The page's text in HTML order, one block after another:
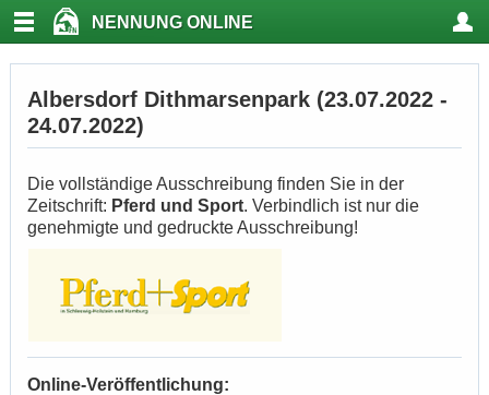
NENNUNG ONLINE
Albersdorf Dithmarsenpark (23.07.2022 -
24.07.2022)
Die vollständige Ausschreibung finden Sie in der
Zeitschrift: Pferd und Sport. Verbindlich ist nur die
genehmigte und gedruckte Ausschreibung!
Online-Veröffentlichung: